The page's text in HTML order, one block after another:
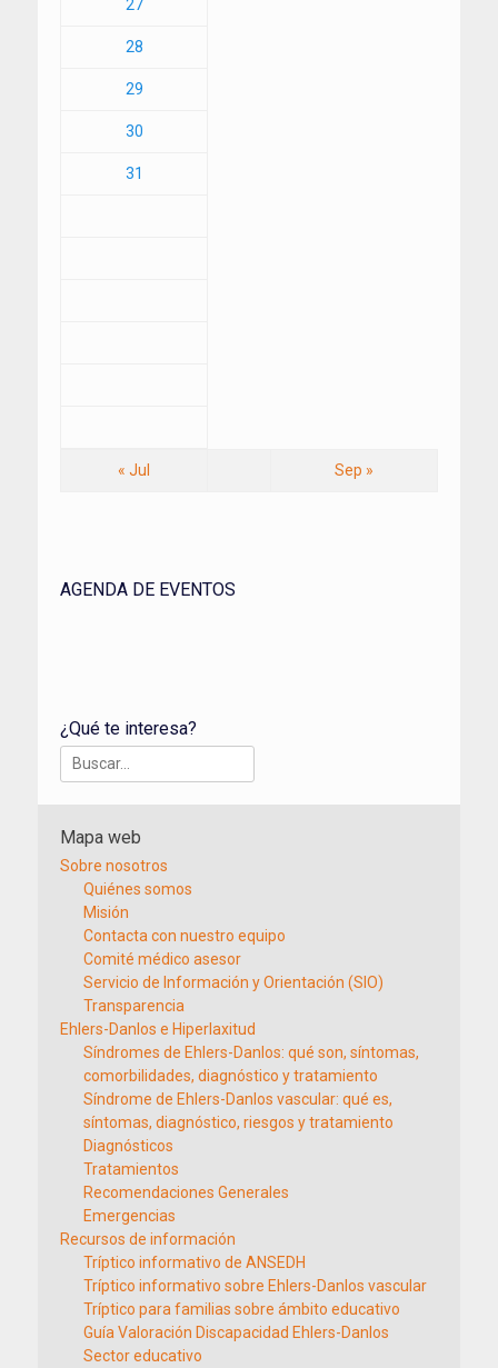
27
28
29
30
31
« Jul Sep »
AGENDA DE EVENTOS
¿Qué te interesa?
Buscar:
Mapa web
Sobre nosotros
Quiénes somos
Misión
Contacta con nuestro equipo
Comité médico asesor
Servicio de Información y Orientación (SIO)
Transparencia
Ehlers-Danlos e Hiperlaxitud
Síndromes de Ehlers-Danlos: qué son, síntomas,
comorbilidades, diagnóstico y tratamiento
Síndrome de Ehlers-Danlos vascular: qué es,
síntomas, diagnóstico, riesgos y tratamiento
Diagnósticos
Tratamientos
Recomendaciones Generales
Emergencias
Recursos de información
Tríptico informativo de ANSEDH
Tríptico informativo sobre Ehlers-Danlos vascular
Tríptico para familias sobre ámbito educativo
Guía Valoración Discapacidad Ehlers-Danlos
Sector educativo